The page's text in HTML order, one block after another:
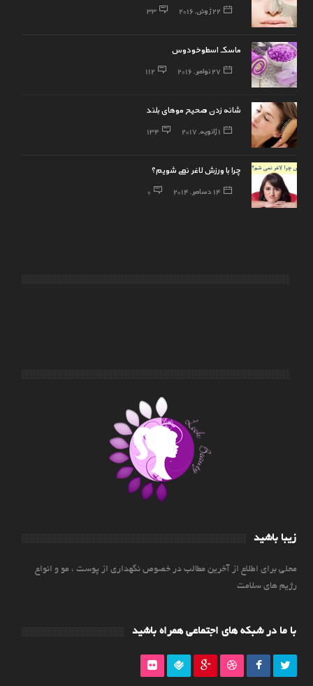
22 ژوئن, 2016 33
ماسک اسطوخودوس
27 نوامبر, 2016 112
شانه زدن صحیح موهای بلند
1 ژانویه, 2017 134
چرا با ورزش لاغر نمی شویم؟
14 دسامبر, 2014 0
زیبا باشید
محلی برای اطلاع از آخرین مطالب در خصوص نگهداری از پوست ، مو و انواع
رژیم های سلامت
با ما در شبکه های اجتماعی همراه باشید